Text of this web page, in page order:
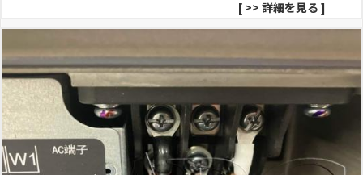
[ >> 詳細を見る ]